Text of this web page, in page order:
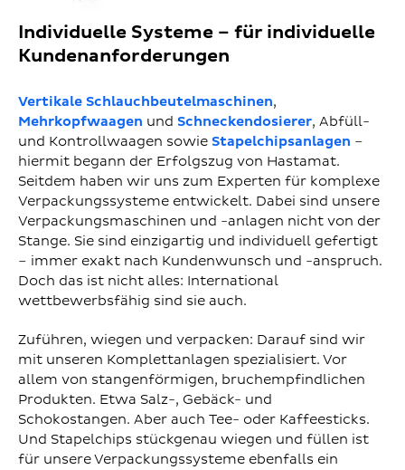
Individuelle Systeme – für individuelle
Kundenanforderungen
Vertikale Schlauchbeutelmaschinen,
Mehrkopfwaagen und Schneckendosierer, Abfüll-
und Kontrollwaagen sowie Stapelchipsanlagen –
hiermit begann der Erfolgszug von Hastamat.
Seitdem haben wir uns zum Experten für komplexe
Verpackungssysteme entwickelt. Dabei sind unsere
Verpackungsmaschinen und -anlagen nicht von der
Stange. Sie sind einzigartig und individuell gefertigt
– immer exakt nach Kundenwunsch und -anspruch.
Doch das ist nicht alles: International
wettbewerbsfähig sind sie auch.
Zuführen, wiegen und verpacken: Darauf sind wir
mit unseren Komplettanlagen spezialisiert. Vor
allem von stangenförmigen, bruchempfindlichen
Produkten. Etwa Salz-, Gebäck- und
Schokostangen. Aber auch Tee- oder Kaffeesticks.
Und Stapelchips stückgenau wiegen und füllen ist
für unsere Verpackungssysteme ebenfalls ein